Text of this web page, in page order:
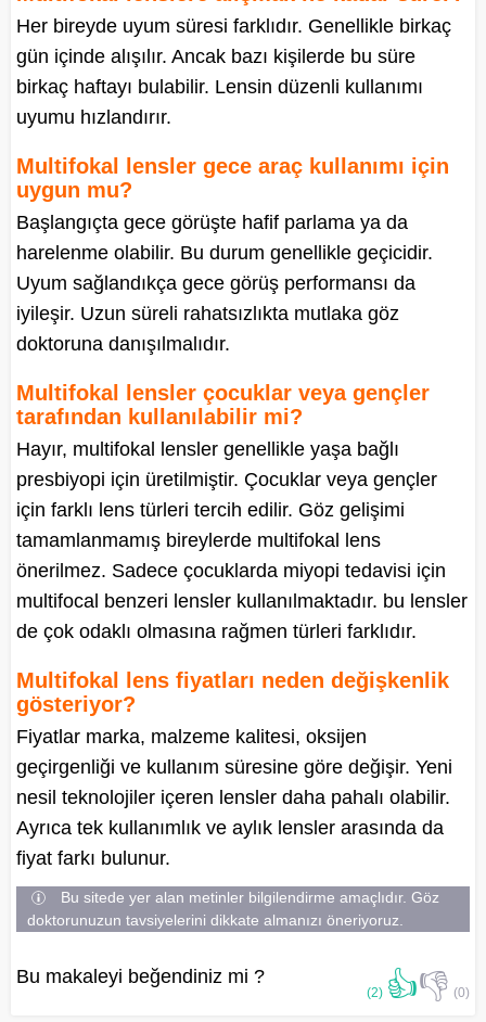
Her bireyde uyum süresi farklıdır. Genellikle birkaç
gün içinde alışılır. Ancak bazı kişilerde bu süre
birkaç haftayı bulabilir. Lensin düzenli kullanımı
uyumu hızlandırır.
Multifokal lensler gece araç kullanımı için
uygun mu?
Başlangıçta gece görüşte hafif parlama ya da
harelenme olabilir. Bu durum genellikle geçicidir.
Uyum sağlandıkça gece görüş performansı da
iyileşir. Uzun süreli rahatsızlıkta mutlaka göz
doktoruna danışılmalıdır.
Multifokal lensler çocuklar veya gençler
tarafından kullanılabilir mi?
Hayır, multifokal lensler genellikle yaşa bağlı
presbiyopi için üretilmiştir. Çocuklar veya gençler
için farklı lens türleri tercih edilir. Göz gelişimi
tamamlanmamış bireylerde multifokal lens
önerilmez. Sadece çocuklarda miyopi tedavisi için
multifocal benzeri lensler kullanılmaktadır. bu lensler
de çok odaklı olmasına rağmen türleri farklıdır.
Multifokal lens fiyatları neden değişkenlik
gösteriyor?
Fiyatlar marka, malzeme kalitesi, oksijen
geçirgenliği ve kullanım süresine göre değişir. Yeni
nesil teknolojiler içeren lensler daha pahalı olabilir.
Ayrıca tek kullanımlık ve aylık lensler arasında da
fiyat farkı bulunur.
Bu sitede yer alan metinler bilgilendirme amaçlıdır. Göz
doktorunuzun tavsiyelerini dikkate almanızı öneriyoruz.
Bu makaleyi beğendiniz mi ?
(2) 👍👎 (0)